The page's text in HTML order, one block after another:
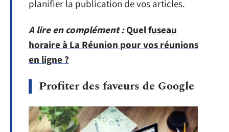
planifier la publication de vos articles.
A lire en complément :Quel fuseau
horaire à La Réunion pour vos réunions
en ligne ?
Profiter des faveurs de Google